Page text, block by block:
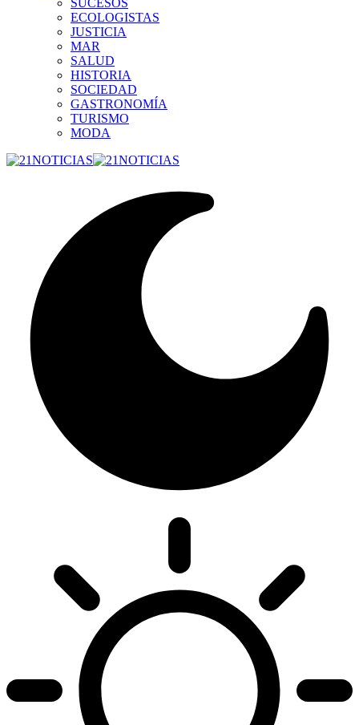
SUCESOS
ECOLOGISTAS
JUSTICIA
MAR
SALUD
HISTORIA
SOCIEDAD
GASTRONOMÍA
TURISMO
MODA